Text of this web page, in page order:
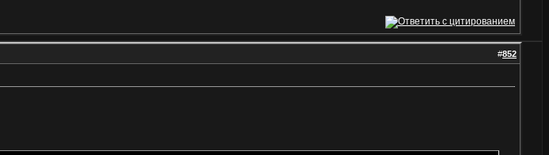
#852